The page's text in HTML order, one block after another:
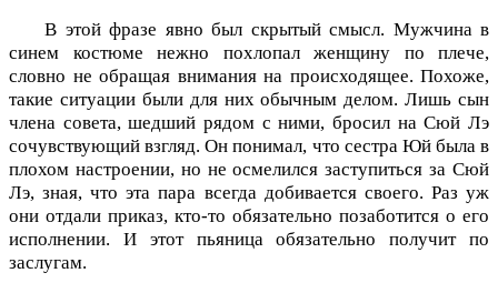
В этой фразе явно был скрытый смысл. Мужчина в
синем костюме нежно похлопал женщину по плече,
словно не обращая внимания на происходящее. Похоже,
такие ситуации были для них обычным делом. Лишь сын
члена совета, шедший рядом с ними, бросил на Сюй Лэ
сочувствующий взгляд. Он понимал, что сестра Юй была в
плохом настроении, но не осмелился заступиться за Сюй
Лэ, зная, что эта пара всегда добивается своего. Раз уж
они отдали приказ, кто-то обязательно позаботится о его
исполнении. И этот пьяница обязательно получит по
заслугам.